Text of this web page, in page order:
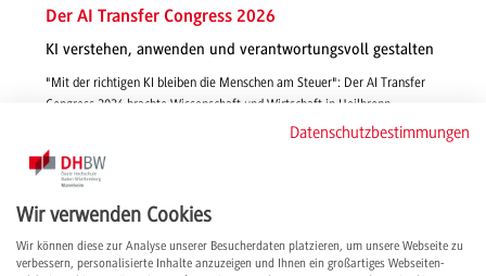
Der AI Transfer Congress 2026
KI verstehen, anwenden und verantwortungsvoll gestalten
"Mit der richtigen KI bleiben die Menschen am Steuer": Der AI Transfer
Congress 2026 brachte Wissenschaft und Wirtschaft in Heilbronn
zusammen und bot wertvolle Einblicke, praxisnahe Workshops sowie
wichtige Impulse für eine verantwortungsvolle Zukunft mit Künstlicher
Intelligenz.
Datenschutzbestimmungen
Wir verwenden Cookies
Wir können diese zur Analyse unserer Besucherdaten platzieren, um unsere Webseite zu
verbessern, personalisierte Inhalte anzuzeigen und Ihnen ein großartiges Webseiten-